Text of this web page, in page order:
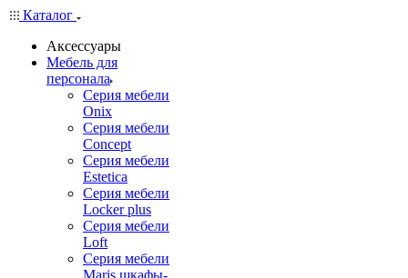
Каталог
Аксессуары
Мебель для
персонала
Серия мебели
Onix
Серия мебели
Concept
Серия мебели
Estetica
Серия мебели
Locker plus
Серия мебели
Loft
Серия мебели
Maris шкафы-